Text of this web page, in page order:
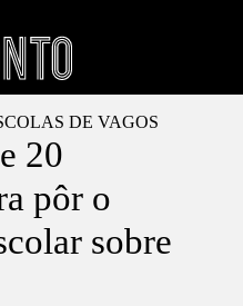
DE VAGOS
20
pôr o
sobre